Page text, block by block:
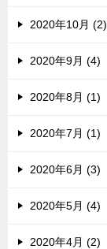
2020年10月 (2)
2020年9月 (4)
2020年8月 (1)
2020年7月 (1)
2020年6月 (3)
2020年5月 (4)
2020年4月 (2)